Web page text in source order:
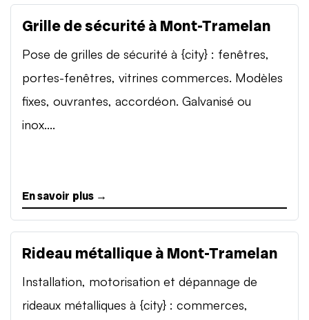
Grille de sécurité à Mont-Tramelan
Pose de grilles de sécurité à {city} : fenêtres,
portes-fenêtres, vitrines commerces. Modèles
fixes, ouvrantes, accordéon. Galvanisé ou
inox....
En savoir plus →
Rideau métallique à Mont-Tramelan
Installation, motorisation et dépannage de
rideaux métalliques à {city} : commerces,